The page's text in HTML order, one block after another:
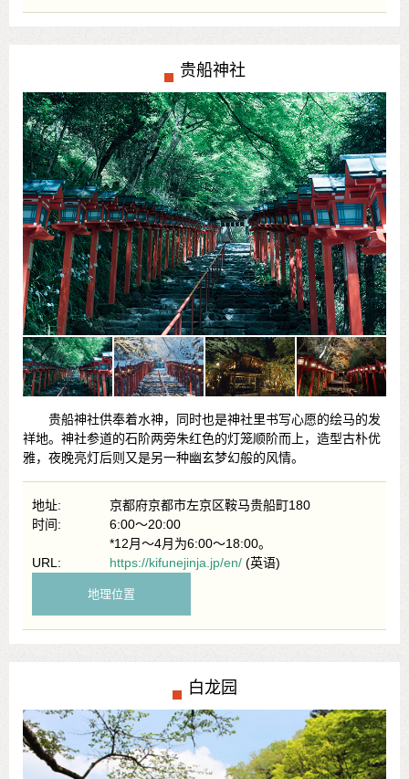
贵船神社
贵船神社供奉着水神，同时也是神社里书写心愿的绘马的发
祥地。神社参道的石阶两旁朱红色的灯笼顺阶而上，造型古朴优
雅，夜晚亮灯后则又是另一种幽玄梦幻般的风情。
地址:
京都府京都市左京区鞍马贵船町180
时间:
6:00～20:00
*12月～4月为6:00～18:00。
URL:
https://kifunejinja.jp/en/ (英语)
地理位置
白龙园